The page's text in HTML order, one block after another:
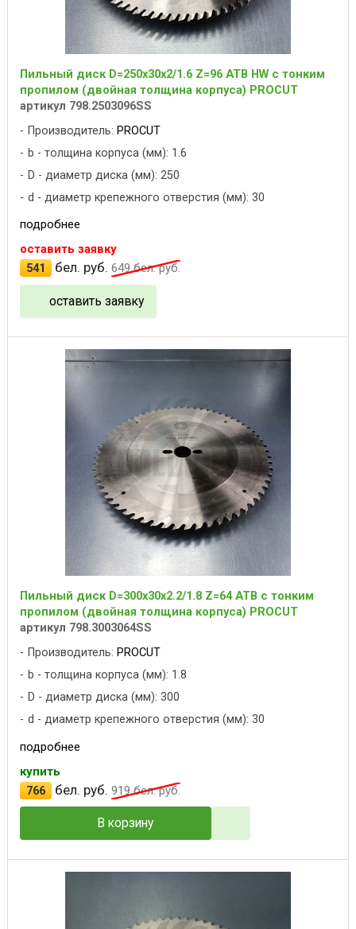
Пильный диск D=250x30x2/1.6 Z=96 ATB HW с тонким
пропилом (двойная толщина корпуса) PROCUT
артикул 798.2503096SS
Производитель: PROCUT
b - толщина корпуса (мм): 1.6
D - диаметр диска (мм): 250
d - диаметр крепежного отверстия (мм): 30
подробнее
оставить заявку
541
бел. руб. 649бел. руб.
оставить заявку
Пильный диск D=300x30x2.2/1.8 Z=64 ATB с тонким
пропилом (двойная толщина корпуса) PROCUT
артикул 798.3003064SS
Производитель: PROCUT
b - толщина корпуса (мм): 1.8
D - диаметр диска (мм): 300
d - диаметр крепежного отверстия (мм): 30
подробнее
купить
766
бел. руб. 919бел. руб.
В корзину